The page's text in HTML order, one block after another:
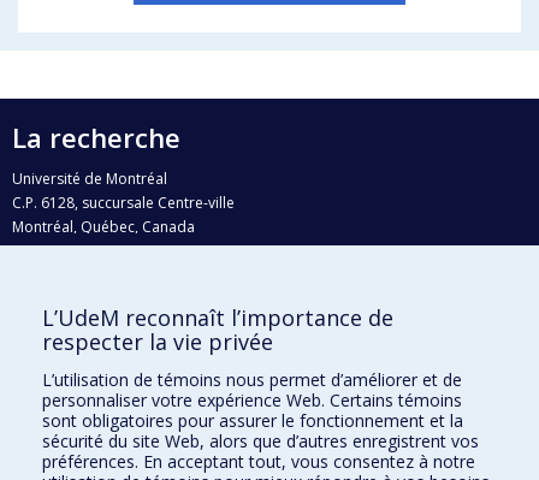
La recherche
Université de Montréal
C.P. 6128, succursale Centre-ville
Montréal, Québec, Canada
H3C 3J7
Qui fait quoi?
Nous trouver
Plan du site
Accessibilité
L’UdeM reconnaît l’importance de
respecter la vie privée
L’utilisation de témoins nous permet d’améliorer et de
personnaliser votre expérience Web. Certains témoins
sont obligatoires pour assurer le fonctionnement et la
sécurité du site Web, alors que d’autres enregistrent vos
préférences. En acceptant tout, vous consentez à notre